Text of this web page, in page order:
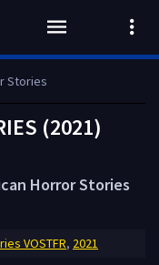
Stories
(2021)
Horror Stories
VOSTFR, 2021